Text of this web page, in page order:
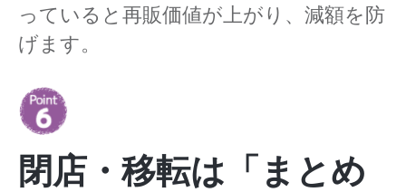
っていると再販価値が上がり、減額を防
げます。
閉店・移転は「まとめ